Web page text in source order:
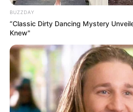
Hier Ihre Veranstaltung in
eintragen .
Die schönsten
Hamburg
BUZZDAY
“Classic Dirty Dancing Mystery
Knew"